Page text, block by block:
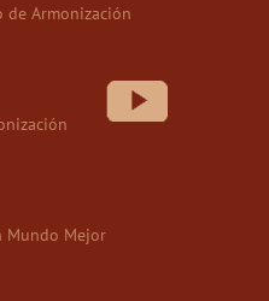
de Armonización
Mundo Mejor